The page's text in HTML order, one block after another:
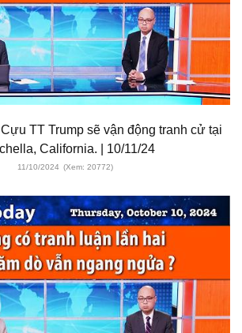
TT Trump sẽ vận động tranh cử tại
California. | 10/11/24
11/10/2024 (Xem: 20772)